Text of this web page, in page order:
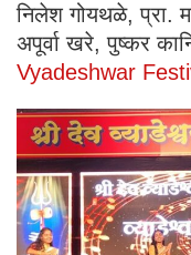
निलेश गोयथळे, प्रा.
अपूर्वा खरे, पुष्कर
Vyadeshwar